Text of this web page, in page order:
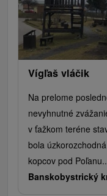
Vígľaš vláčik
Na prelome
nevyhnutné
v ťažkom teréne
bola
kopcov pod
Banskobystrický